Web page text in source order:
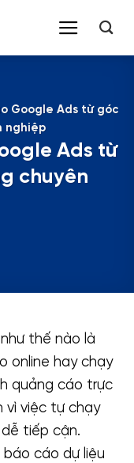
Google Ads từ góc
nghiệp
Ads từ
chuyên
thế nào là
online hay chạy
quảng cáo trực
vì việc tự chạy
tiếp cận.
cáo dự liệu